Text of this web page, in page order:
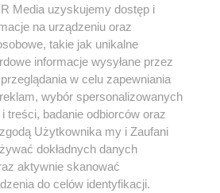
SPÓŁKI
MEDIOWY NET S.A.z siedzibą w
Warszawa
Media uzyskujemy dostęp i
na urządzeniu oraz
takie jak unikalne
informacje wysyłane przez
w celu zapewniania
wybór spersonalizowanych
treści, badanie odbiorców oraz
Użytkownika my i Zaufani
dokładnych danych
aktywnie skanować
do celów identyfikacji.